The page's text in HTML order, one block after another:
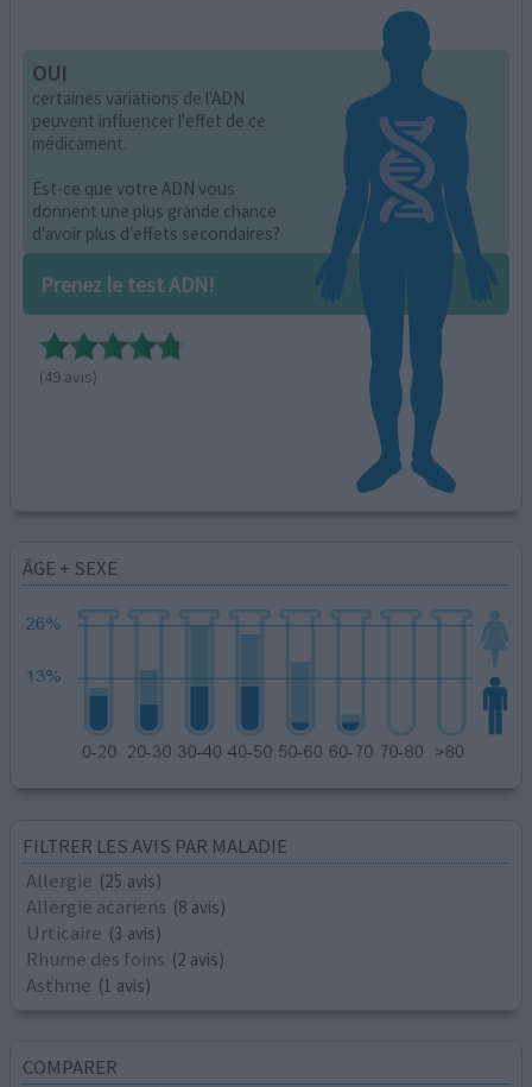
OUI
certaines variations de l'ADN
peuvent influencer l'effet de ce
médicament.
Est-ce que votre ADN vous
donnent une plus grande chance
d'avoir plus d'effets secondaires?
Prenez le test ADN!
(49 avis)
ÂGE + SEXE
FILTRER LES AVIS PAR MALADIE
Allergie (25 avis)
Allergie acariens (8 avis)
Urticaire (3 avis)
Rhume des foins (2 avis)
Asthme (1 avis)
COMPARER